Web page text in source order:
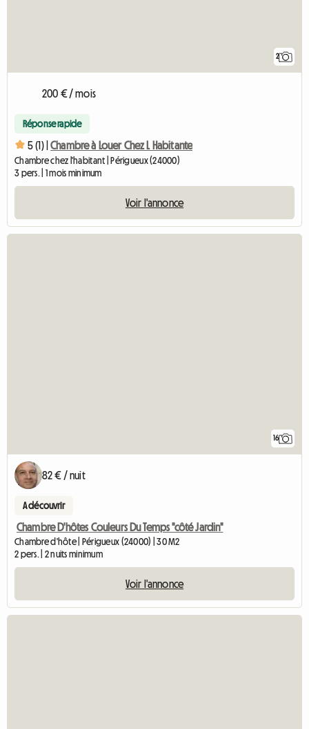
2
200 € / mois
Réponse rapide
5 (1) | Chambre à Louer Chez L Habitante
Chambre chez l'habitant | Périgueux (24000)
3 pers. | 1 mois minimum
Voir l'annonce
16
82 € / nuit
A découvrir
Chambre D'hôtes Couleurs Du Temps "côté Jardin"
Chambre d'hôte | Périgueux (24000) | 30 M2
2 pers. | 2 nuits minimum
Voir l'annonce